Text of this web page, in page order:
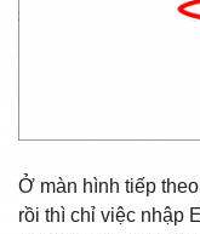
Ở màn hình tiếp
rồi thì chỉ việc nhập